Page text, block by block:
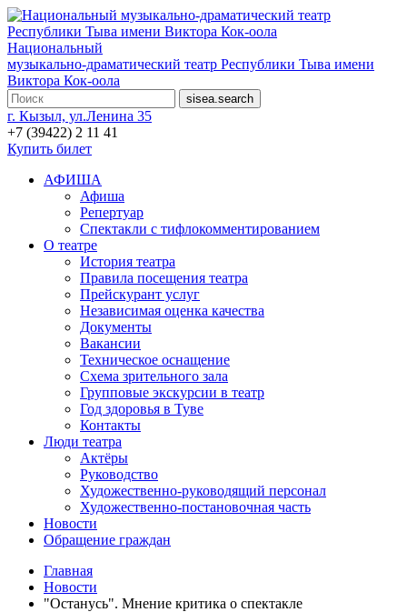
Национальный
музыкально-драматический театр Республики Тыва имени
Виктора Кок-оола
г. Кызыл, ул.Ленина 35
+7 (39422) 2 11 41
Купить билет
АФИША
Афиша
Репертуар
Спектакли с тифлокомментированием
О театре
История театра
Правила посещения театра
Прейскурант услуг
Независимая оценка качества
Документы
Вакансии
Техническое оснащение
Схема зрительного зала
Групповые экскурсии в театр
Год здоровья в Туве
Контакты
Люди театра
Актёры
Руководство
Художественно-руководящий персонал
Художественно-постановочная часть
Новости
Обращение граждан
Главная
Новости
"Останусь". Мнение критика о спектакле